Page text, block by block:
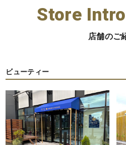
Store
店舗のご
ビューティー